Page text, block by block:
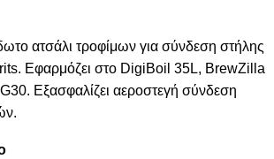
ατσάλι τροφίμων για σύνδεση στήλης
Εφαρμόζει στο DigiBoil 35L, BrewZilla
Εξασφαλίζει αεροστεγή σύνδεση